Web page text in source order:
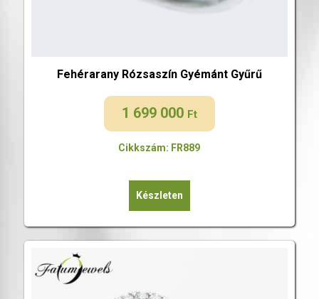
Fehérarany Rózsaszín Gyémánt Gyűrű
1 699 000 Ft
Cikkszám: FR889
Készleten